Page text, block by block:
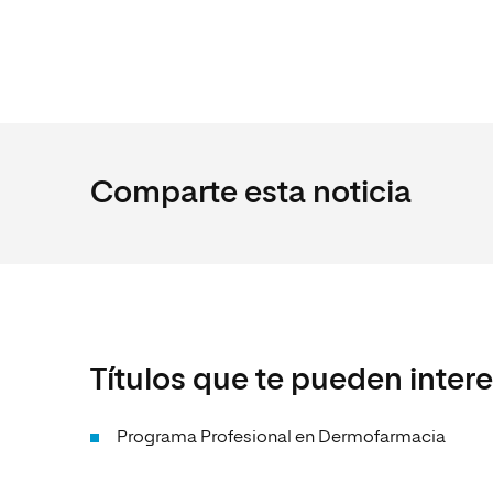
Comparte esta noticia
Títulos que te pueden
Programa Profesional en Dermofarmacia